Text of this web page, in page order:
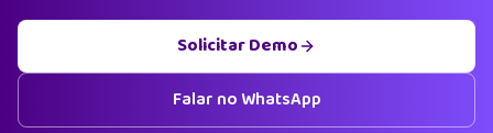
Solicitar Demo
Falar no WhatsApp